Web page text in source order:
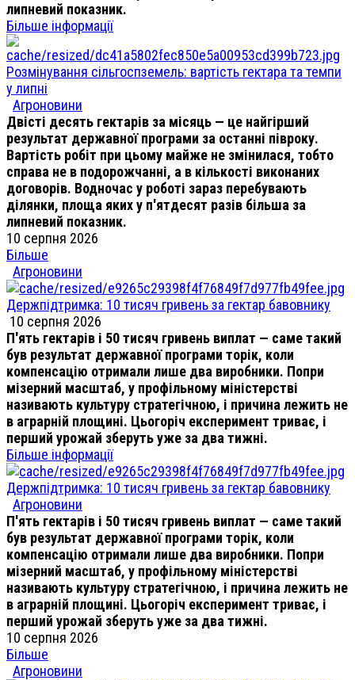
липневий показник.
Більше інформації
Розмінування сільгоспземель: вартість гектара та темпи
у липні
Агроновини
Двісті десять гектарів за місяць — це найгірший
результат державної програми за останні півроку.
Вартість робіт при цьому майже не змінилася, тобто
справа не в подорожчанні, а в кількості виконаних
договорів. Водночас у роботі зараз перебувають
ділянки, площа яких у п'ятдесят разів більша за
липневий показник.
10 серпня 2026
Більше
Агроновини
Держпідтримка: 10 тисяч гривень за гектар бавовнику
10 серпня 2026
П'ять гектарів і 50 тисяч гривень виплат — саме такий
був результат державної програми торік, коли
компенсацію отримали лише два виробники. Попри
мізерний масштаб, у профільному міністерстві
називають культуру стратегічною, і причина лежить не
в аграрній площині. Цьогоріч експеримент триває, і
перший урожай зберуть уже за два тижні.
Більше інформації
Держпідтримка: 10 тисяч гривень за гектар бавовнику
Агроновини
П'ять гектарів і 50 тисяч гривень виплат — саме такий
був результат державної програми торік, коли
компенсацію отримали лише два виробники. Попри
мізерний масштаб, у профільному міністерстві
називають культуру стратегічною, і причина лежить не
в аграрній площині. Цьогоріч експеримент триває, і
перший урожай зберуть уже за два тижні.
10 серпня 2026
Більше
Агроновини